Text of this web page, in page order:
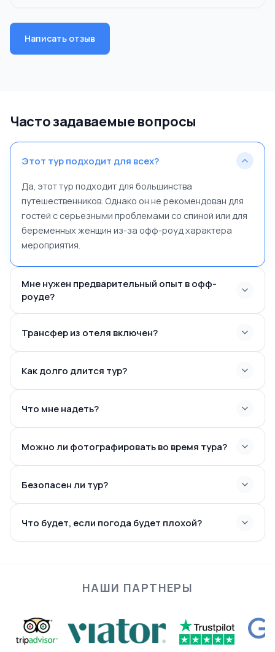
Написать отзыв
Часто задаваемые вопросы
Этот тур подходит для всех?
Да, этот тур подходит для большинства
путешественников. Однако он не рекомендован для
гостей с серьезными проблемами со спиной или для
беременных женщин из-за офф-роуд характера
мероприятия.
Мне нужен предварительный опыт в офф-
роуде?
Трансфер из отеля включен?
Как долго длится тур?
Что мне надеть?
Можно ли фотографировать во время тура?
Безопасен ли тур?
Что будет, если погода будет плохой?
НАШИ ПАРТНЕРЫ